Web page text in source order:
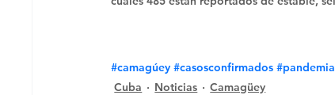
#camagúey #casosconfirmados #pandemia
Cuba
Noticias Camagüey